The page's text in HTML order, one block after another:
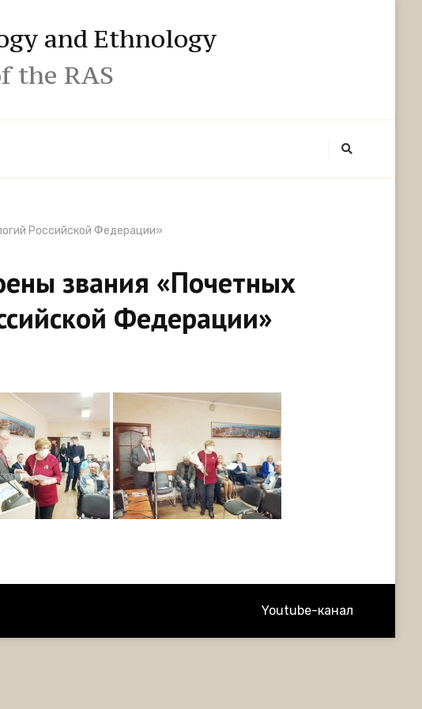
and Ethnology
the RAS
Российской Федерации»
звания «Почетных
Федерации»
Youtube-канал